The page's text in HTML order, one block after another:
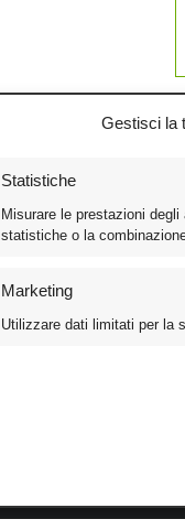
Gestisci la
Statistiche
Misurare le prestazioni
statistiche o la
Marketing
Utilizzare dati limitati per la